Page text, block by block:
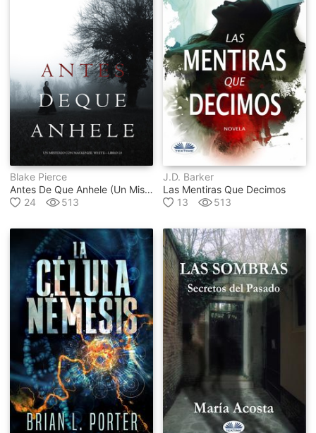
Blake Pierce
Antes De Que Anhele (un Misterio Con Mackenzie White — Libro 10)
24
513
J.d. Barker
Las Mentiras Que Decimos
13
513